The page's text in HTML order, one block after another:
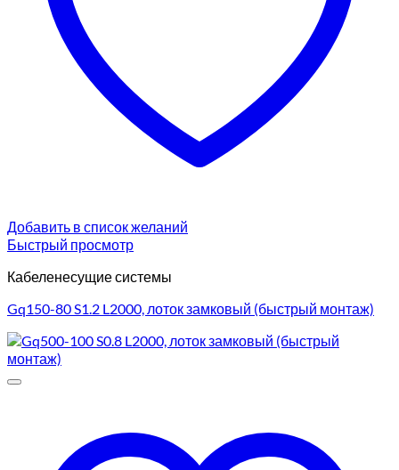
Добавить в список желаний
Быстрый просмотр
Кабеленесущие системы
Gq150-80 S1.2 L2000, лоток замковый (быстрый монтаж)